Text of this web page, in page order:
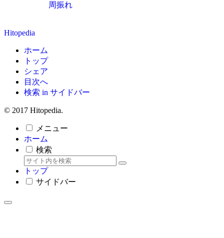
周振れ
Hitopedia
ホーム
トップ
シェア
目次へ
検索 in サイドバー
© 2017 Hitopedia.
メニュー
ホーム
検索
トップ
サイドバー